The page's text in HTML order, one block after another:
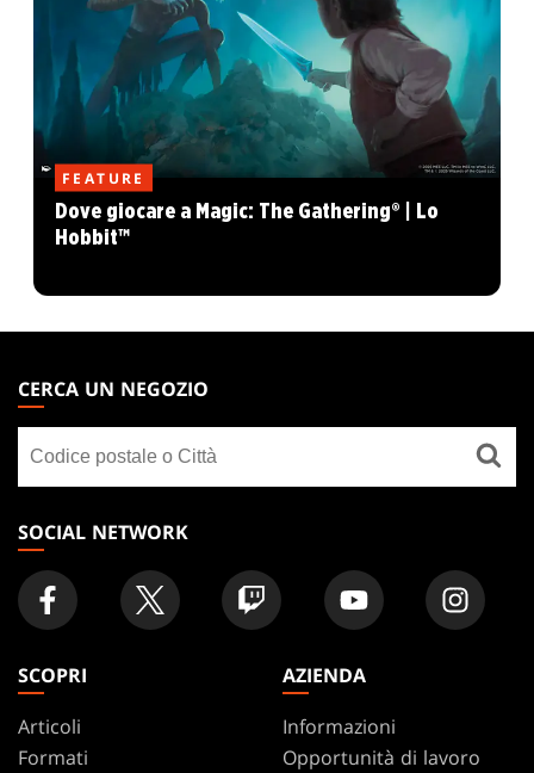
FEATURE
Dove giocare a Magic: The Gathering® | Lo
Hobbit™
THE
GATHERING
FOOTER
CERCA UN NEGOZIO
un
negozio
SOCIAL NETWORK
SCOPRI
Articoli
Formati
AZIENDA
Informazioni
Opportunità di lavoro